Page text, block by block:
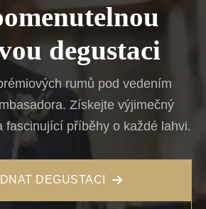
degustaci
rumů pod vedením
Získejte výjimečný
fascinující příběhy o každé lahvi.
DEGUSTACI